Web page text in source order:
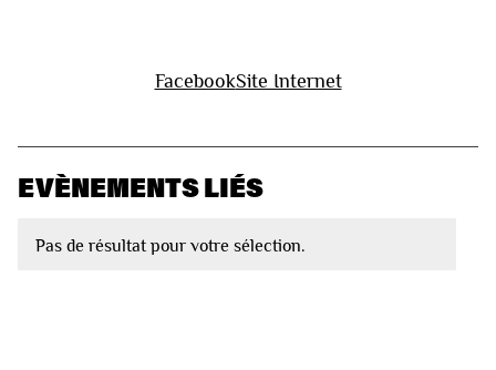
FacebookSite Internet
EVÈNEMENTS LIÉS
Pas de résultat pour votre sélection.